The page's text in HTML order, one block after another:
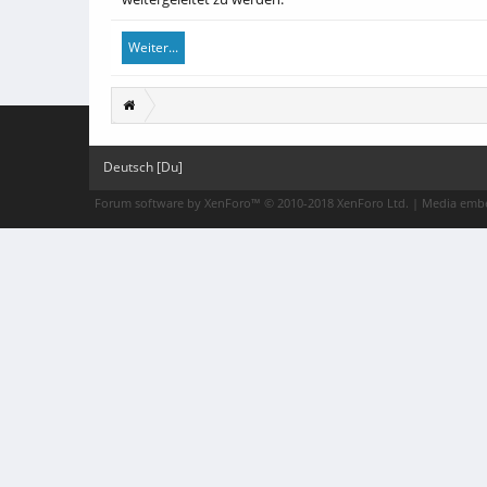
Weiter...
Deutsch [Du]
Forum software by XenForo™ © 2010-2018 XenForo Ltd. Media